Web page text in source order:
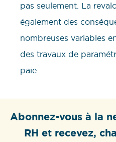
pas seulement. La
également des
nombreuses variables
des travaux de
paie.
Abonnez-vous à la
RH et recevez,